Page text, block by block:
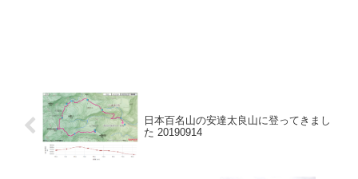
日本百名山の安達太良山に登ってきまし
た 20190914